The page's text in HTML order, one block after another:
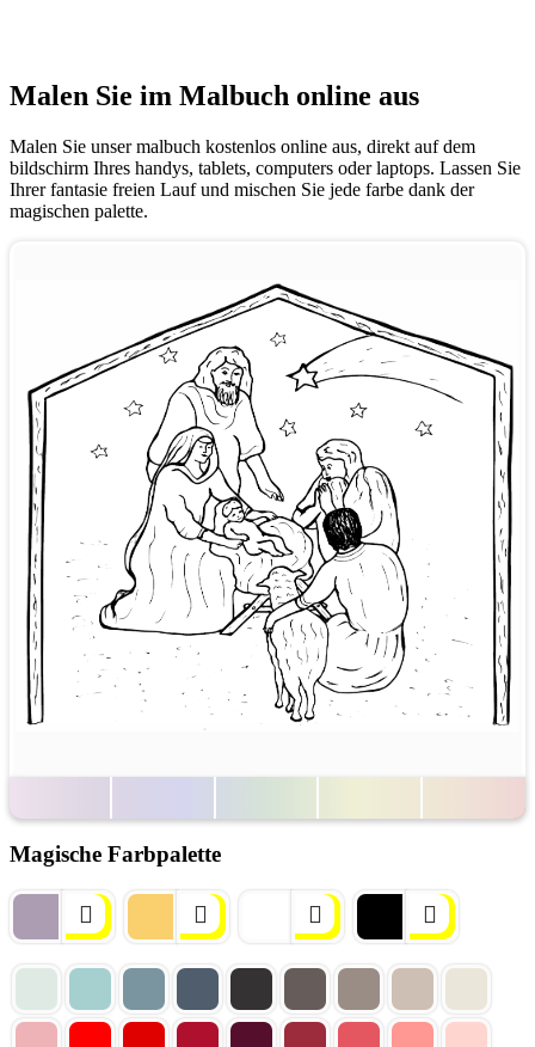
Malen Sie im Malbuch online aus
Malen Sie unser malbuch kostenlos online aus, direkt auf dem
bildschirm Ihres handys, tablets, computers oder laptops. Lassen Sie
Ihrer fantasie freien Lauf und mischen Sie jede farbe dank der
magischen palette.
Magische Farbpalette